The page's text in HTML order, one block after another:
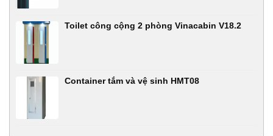
Toilet công cộng 2 phòng Vinacabin V18.2
Container tắm và vệ sinh HMT08